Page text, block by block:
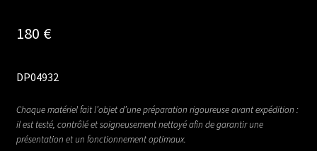
180 €
DP04932
Chaque matériel fait l’objet d’une préparation rigoureuse avant expédition :
il est testé, contrôlé et soigneusement nettoyé afin de garantir une
présentation et un fonctionnement optimaux.